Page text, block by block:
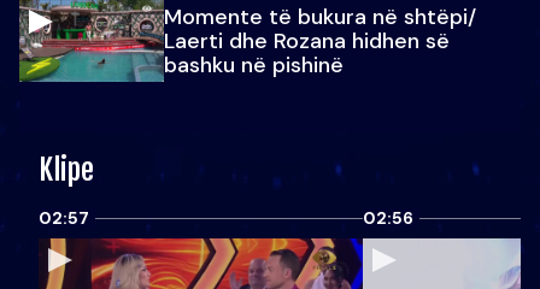
Momente të bukura në shtëpi/
Laerti dhe Rozana hidhen së
bashku në pishinë
Klipe
02:57 02:56